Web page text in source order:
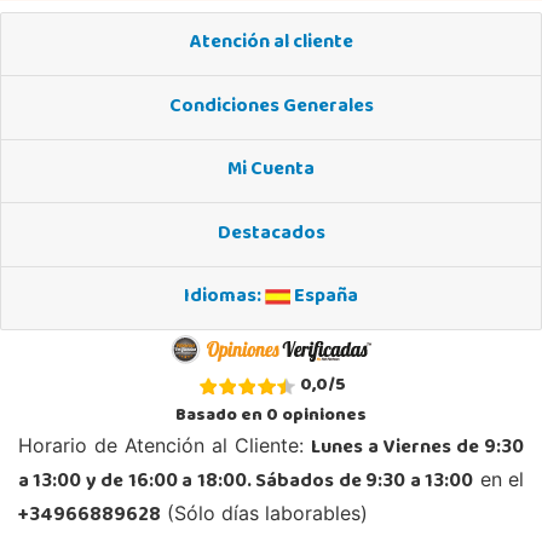
STOCK DISPONIBLE
18100, Armilla
STOCK DISPONIBLE
Juguetilandia Barakaldo
Centro comercial Max Center Barrio, Kareaga K., s/n Planta 1 Local LC3
48903, Barakaldo
946095553
Localizar Tienda
Atención al cliente
Condiciones Generales
Mi Cuenta
Destacados
Idiomas:
España
0,0/5
Basado en0opiniones
Horario de Atención al Cliente: Lunes a Viernes de 9:30
a 13:00 y de 16:00 a 18:00. Sábados de 9:30 a 13:00 en el
+34966889628 (Sólo días laborables)